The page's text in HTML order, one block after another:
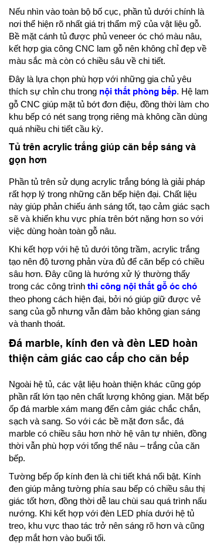
Nếu nhìn vào toàn bộ bố cục, phần tủ dưới chính là
nơi thể hiện rõ nhất giá trị thẩm mỹ của vật liệu gỗ.
Bề mặt cánh tủ được phủ veneer óc chó màu nâu,
kết hợp gia công CNC lam gỗ nên không chỉ đẹp về
màu sắc mà còn có chiều sâu về chi tiết.
Đây là lựa chọn phù hợp với những gia chủ yêu
thích sự chỉn chu trong nội thất phòng bếp. Hệ lam
gỗ CNC giúp mặt tủ bớt đơn điệu, đồng thời làm cho
khu bếp có nét sang trọng riêng mà không cần dùng
quá nhiều chi tiết cầu kỳ.
Tủ trên acrylic trắng giúp căn bếp sáng và
gọn hơn
Phần tủ trên sử dụng acrylic trắng bóng là giải pháp
rất hợp lý trong những căn bếp hiện đại. Chất liệu
này giúp phản chiếu ánh sáng tốt, tạo cảm giác sạch
sẽ và khiến khu vực phía trên bớt nặng hơn so với
việc dùng hoàn toàn gỗ nâu.
Khi kết hợp với hệ tủ dưới tông trầm, acrylic trắng
tạo nên độ tương phản vừa đủ để căn bếp có chiều
sâu hơn. Đây cũng là hướng xử lý thường thấy
trong các công trình thi công nội thất gỗ óc chó
theo phong cách hiện đại, bởi nó giúp giữ được vẻ
sang của gỗ nhưng vẫn đảm bảo không gian sáng
và thanh thoát.
Đá marble, kính đen và đèn LED hoàn
thiện cảm giác cao cấp cho căn bếp
Ngoài hệ tủ, các vật liệu hoàn thiện khác cũng góp
phần rất lớn tạo nên chất lượng không gian. Mặt bếp
ốp đá marble xám mang đến cảm giác chắc chắn,
sạch và sang. So với các bề mặt đơn sắc, đá
marble có chiều sâu hơn nhờ hệ vân tự nhiên, đồng
thời vẫn phù hợp với tổng thể nâu – trắng của căn
bếp.
Tường bếp ốp kính đen là chi tiết khá nổi bật. Kính
đen giúp mảng tường phía sau bếp có chiều sâu thị
giác tốt hơn, đồng thời dễ lau chùi sau quá trình nấu
nướng. Khi kết hợp với đèn LED phía dưới hệ tủ
treo, khu vực thao tác trở nên sáng rõ hơn và cũng
đẹp mắt hơn vào buổi tối.